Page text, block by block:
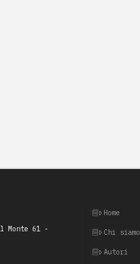
Monte 61 -
Home
Chi siamo
Autori